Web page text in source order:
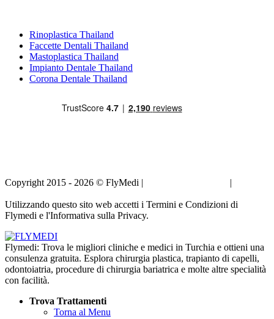
Rinoplastica Thailand
Faccette Dentali Thailand
Mastoplastica Thailand
Impianto Dentale Thailand
Corona Dentale Thailand
Copyright 2015 - 2026 © FlyMedi |
|
Utilizzando questo sito web accetti i Termini e Condizioni di
Flymedi e l'Informativa sulla Privacy.
Flymedi: Trova le migliori cliniche e medici in Turchia e ottieni una
consulenza gratuita. Esplora chirurgia plastica, trapianto di capelli,
odontoiatria, procedure di chirurgia bariatrica e molte altre specialità
con facilità.
Trova Trattamenti
Torna al Menu